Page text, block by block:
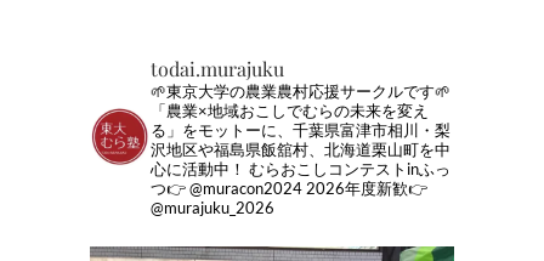
todai.murajuku
🌱東京大学の農業農村応援サークルです🌱
「農業×地域おこしでむらの未来を変え
る」をモットーに、千葉県富津市相川・梨
沢地区や福島県飯舘村、北海道栗山町を中
心に活動中！ むらおこしコンテストinふっ
つ👉 @muracon2024 2026年度新歓👉
@murajuku_2026